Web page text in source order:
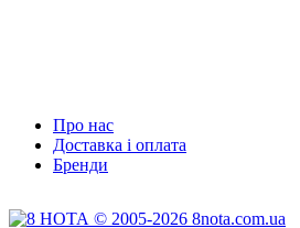
Про нас
Доставка і оплата
Бренди